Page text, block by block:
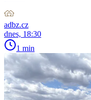
adbz.cz
dnes, 18:30
1 min